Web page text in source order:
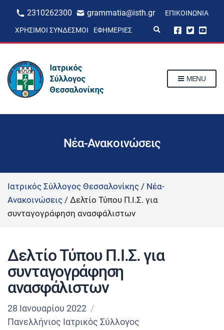
2310262300 grammatia@isth.gr ΕΠΙΚΟΙΝΩΝΊΑ
ΧΡΉΣΙΜΟΙ ΣΎΝΔΕΣΜΟΙ ΕΦΗΜΕΡΊΕΣ
p
m
MENU
Νέα-Ανακοινώσεις
Ιατρικός Σύλλογος Θεσσαλονίκης / Νέα-
Ανακοινώσεις / Δελτίο Τύπου Π.Ι.Σ. για
συνταγογράφηση ανασφάλιστων
Δελτίο Τύπου Π.Ι.Σ. για
συνταγογράφηση
ανασφάλιστων
28 Ιανουαρίου 2022
Πανελλήνιος Ιατρικός Σύλλογος